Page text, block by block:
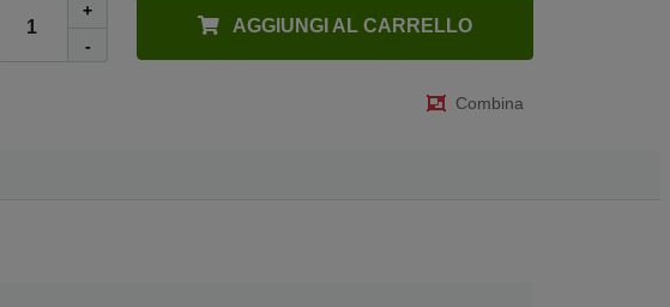
+
-
AGGIUNGI AL CARRELLO
Combina